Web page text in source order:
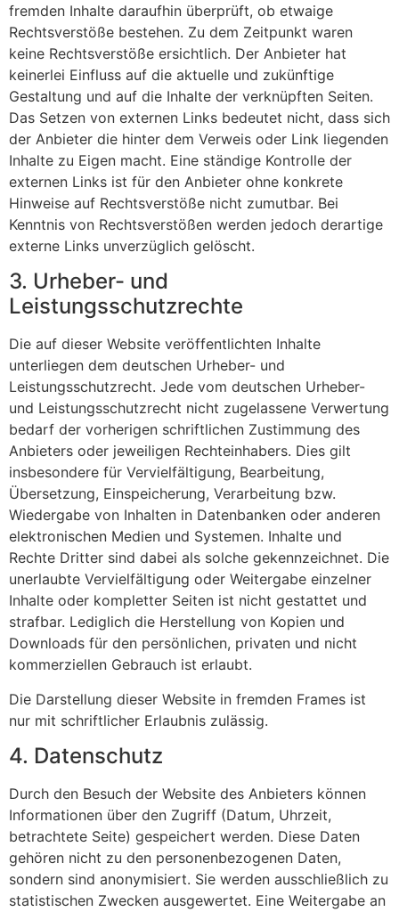
fremden Inhalte daraufhin überprüft, ob etwaige
Rechtsverstöße bestehen. Zu dem Zeitpunkt waren
keine Rechtsverstöße ersichtlich. Der Anbieter hat
keinerlei Einfluss auf die aktuelle und zukünftige
Gestaltung und auf die Inhalte der verknüpften Seiten.
Das Setzen von externen Links bedeutet nicht, dass sich
der Anbieter die hinter dem Verweis oder Link liegenden
Inhalte zu Eigen macht. Eine ständige Kontrolle der
externen Links ist für den Anbieter ohne konkrete
Hinweise auf Rechtsverstöße nicht zumutbar. Bei
Kenntnis von Rechtsverstößen werden jedoch derartige
externe Links unverzüglich gelöscht.
3. Urheber- und
Leistungsschutzrechte
Die auf dieser Website veröffentlichten Inhalte
unterliegen dem deutschen Urheber- und
Leistungsschutzrecht. Jede vom deutschen Urheber-
und Leistungsschutzrecht nicht zugelassene Verwertung
bedarf der vorherigen schriftlichen Zustimmung des
Anbieters oder jeweiligen Rechteinhabers. Dies gilt
insbesondere für Vervielfältigung, Bearbeitung,
Übersetzung, Einspeicherung, Verarbeitung bzw.
Wiedergabe von Inhalten in Datenbanken oder anderen
elektronischen Medien und Systemen. Inhalte und
Rechte Dritter sind dabei als solche gekennzeichnet. Die
unerlaubte Vervielfältigung oder Weitergabe einzelner
Inhalte oder kompletter Seiten ist nicht gestattet und
strafbar. Lediglich die Herstellung von Kopien und
Downloads für den persönlichen, privaten und nicht
kommerziellen Gebrauch ist erlaubt.
Die Darstellung dieser Website in fremden Frames ist
nur mit schriftlicher Erlaubnis zulässig.
4. Datenschutz
Durch den Besuch der Website des Anbieters können
Informationen über den Zugriff (Datum, Uhrzeit,
betrachtete Seite) gespeichert werden. Diese Daten
gehören nicht zu den personenbezogenen Daten,
sondern sind anonymisiert. Sie werden ausschließlich zu
statistischen Zwecken ausgewertet. Eine Weitergabe an